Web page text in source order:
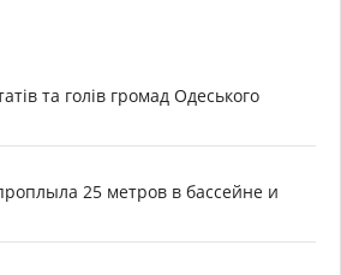
та голів громад Одеського
25 метров в бассейне и